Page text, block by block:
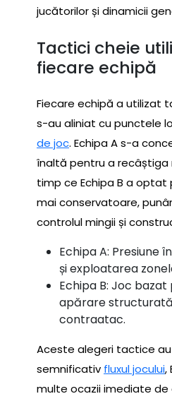
jucătorilor și dinamicii
Tactici cheie
fiecare echipă
Fiecare echipă a utilizat
s-au aliniat cu punctele
de joc. Echipa A s-a
înaltă pentru a recâștiga
timp ce Echipa B a
mai conservatoare,
controlul mingii și
Echipa A: Presiune
și exploatarea
Echipa B: Joc bazat
apărare
contraatac.
Aceste alegeri tactice
semnificativ fluxul jocului,
multe ocazii imediate de